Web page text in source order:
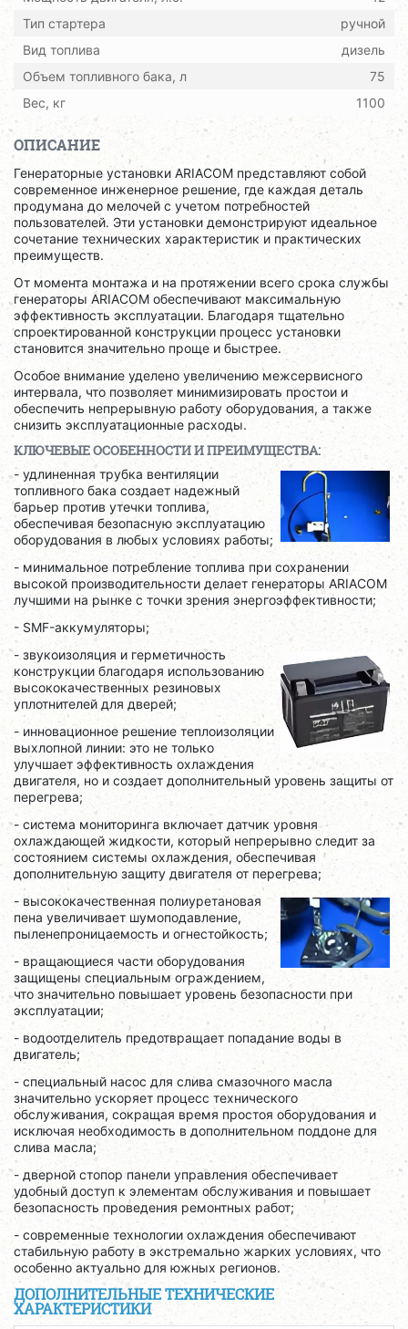
Тип стартера
ручной
Вид топлива
дизель
Объем топливного бака, л
75
Вес, кг
1100
ОПИСАНИЕ
Генераторные установки ARIACOM представляют собой
современное инженерное решение, где каждая деталь
продумана до мелочей с учетом потребностей
пользователей. Эти установки демонстрируют идеальное
сочетание технических характеристик и практических
преимуществ.
От момента монтажа и на протяжении всего срока службы
генераторы ARIACOM обеспечивают максимальную
эффективность эксплуатации. Благодаря тщательно
спроектированной конструкции процесс установки
становится значительно проще и быстрее.
Особое внимание уделено увеличению межсервисного
интервала, что позволяет минимизировать простои и
обеспечить непрерывную работу оборудования, а также
снизить эксплуатационные расходы.
КЛЮЧЕВЫЕ ОСОБЕННОСТИ И ПРЕИМУЩЕСТВА:
- удлиненная трубка вентиляции
топливного бака создает надежный
барьер против утечки топлива,
обеспечивая безопасную эксплуатацию
оборудования в любых условиях работы;
- минимальное потребление топлива при сохранении
высокой производительности делает генераторы ARIACOM
лучшими на рынке с точки зрения энергоэффективности;
- SMF-аккумуляторы;
- звукоизоляция и герметичность
конструкции благодаря использованию
высококачественных резиновых
уплотнителей для дверей;
- инновационное решение теплоизоляции
выхлопной линии: это не только
улучшает эффективность охлаждения
двигателя, но и создает дополнительный уровень защиты от
перегрева;
- система мониторинга включает датчик уровня
охлаждающей жидкости, который непрерывно следит за
состоянием системы охлаждения, обеспечивая
дополнительную защиту двигателя от перегрева;
- высококачественная полиуретановая
пена увеличивает шумоподавление,
пыленепроницаемость и огнестойкость;
- вращающиеся части оборудования
защищены специальным ограждением,
что значительно повышает уровень безопасности при
эксплуатации;
- водоотделитель предотвращает попадание воды в
двигатель;
- специальный насос для слива смазочного масла
значительно ускоряет процесс технического
обслуживания, сокращая время простоя оборудования и
исключая необходимость в дополнительном поддоне для
слива масла;
- дверной стопор панели управления обеспечивает
удобный доступ к элементам обслуживания и повышает
безопасность проведения ремонтных работ;
- современные технологии охлаждения обеспечивают
стабильную работу в экстремально жарких условиях, что
особенно актуально для южных регионов.
ДОПОЛНИТЕЛЬНЫЕ ТЕХНИЧЕСКИЕ
ХАРАКТЕРИСТИКИ